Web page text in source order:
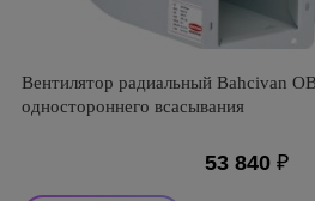
Вентилятор радиальный Bahcivan
одностороннего всасывания
53 840 ₽